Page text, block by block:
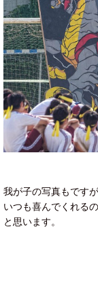
我が子の写真もです
いつも喜んでくれる
と思います。